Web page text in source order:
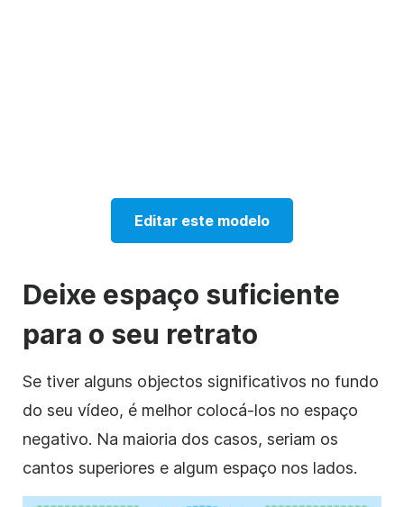
Editar este modelo
Deixe espaço suficiente
para o seu retrato
Se tiver alguns objectos significativos no fundo
do seu vídeo, é melhor colocá-los no espaço
negativo. Na maioria dos casos, seriam os
cantos superiores e algum espaço nos lados.